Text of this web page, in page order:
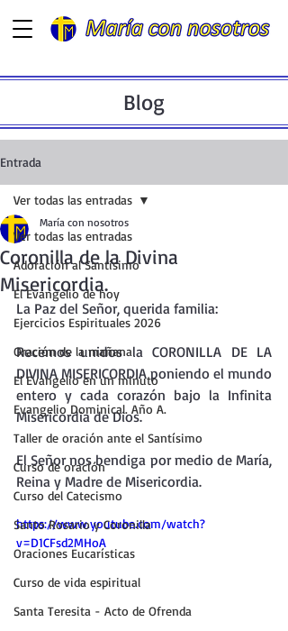
Blog
Entrada
Ver todas las entradas
Adoración al Santísimo
El Evangelio de hoy
Ejercicios Espirituales 2026
Oración de la mañana
El Evangelio en un minuto
Evangelio Dominical. Año A.
Taller de oración ante el Santísimo
Curso de oración
Curso del Catecismo
Santo Rosario y Coronilla
Oraciones Eucarísticas
Curso de vida espiritual
Santa Teresita - Acto de Ofrenda
Ver todas las entradas
Coronilla de la Divina
Misericordia.
María con nosotros
La Paz del Señor, querida familia:
Recemos unidos la CORONILLA DE LA
DIVINA MISERICORDIA poniendo el mundo
entero y cada corazón bajo la Infinita
Misericordia de Dios.
El Señor nos bendiga por medio de María,
Reina y Madre de Misericordia.
https://www.youtube.com/watch?
v=D1CFsd2MHoA